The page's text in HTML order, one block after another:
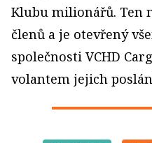
Klubu milionářů. Ten
členů a je otevřený
společnosti VCHD
volantem jejich